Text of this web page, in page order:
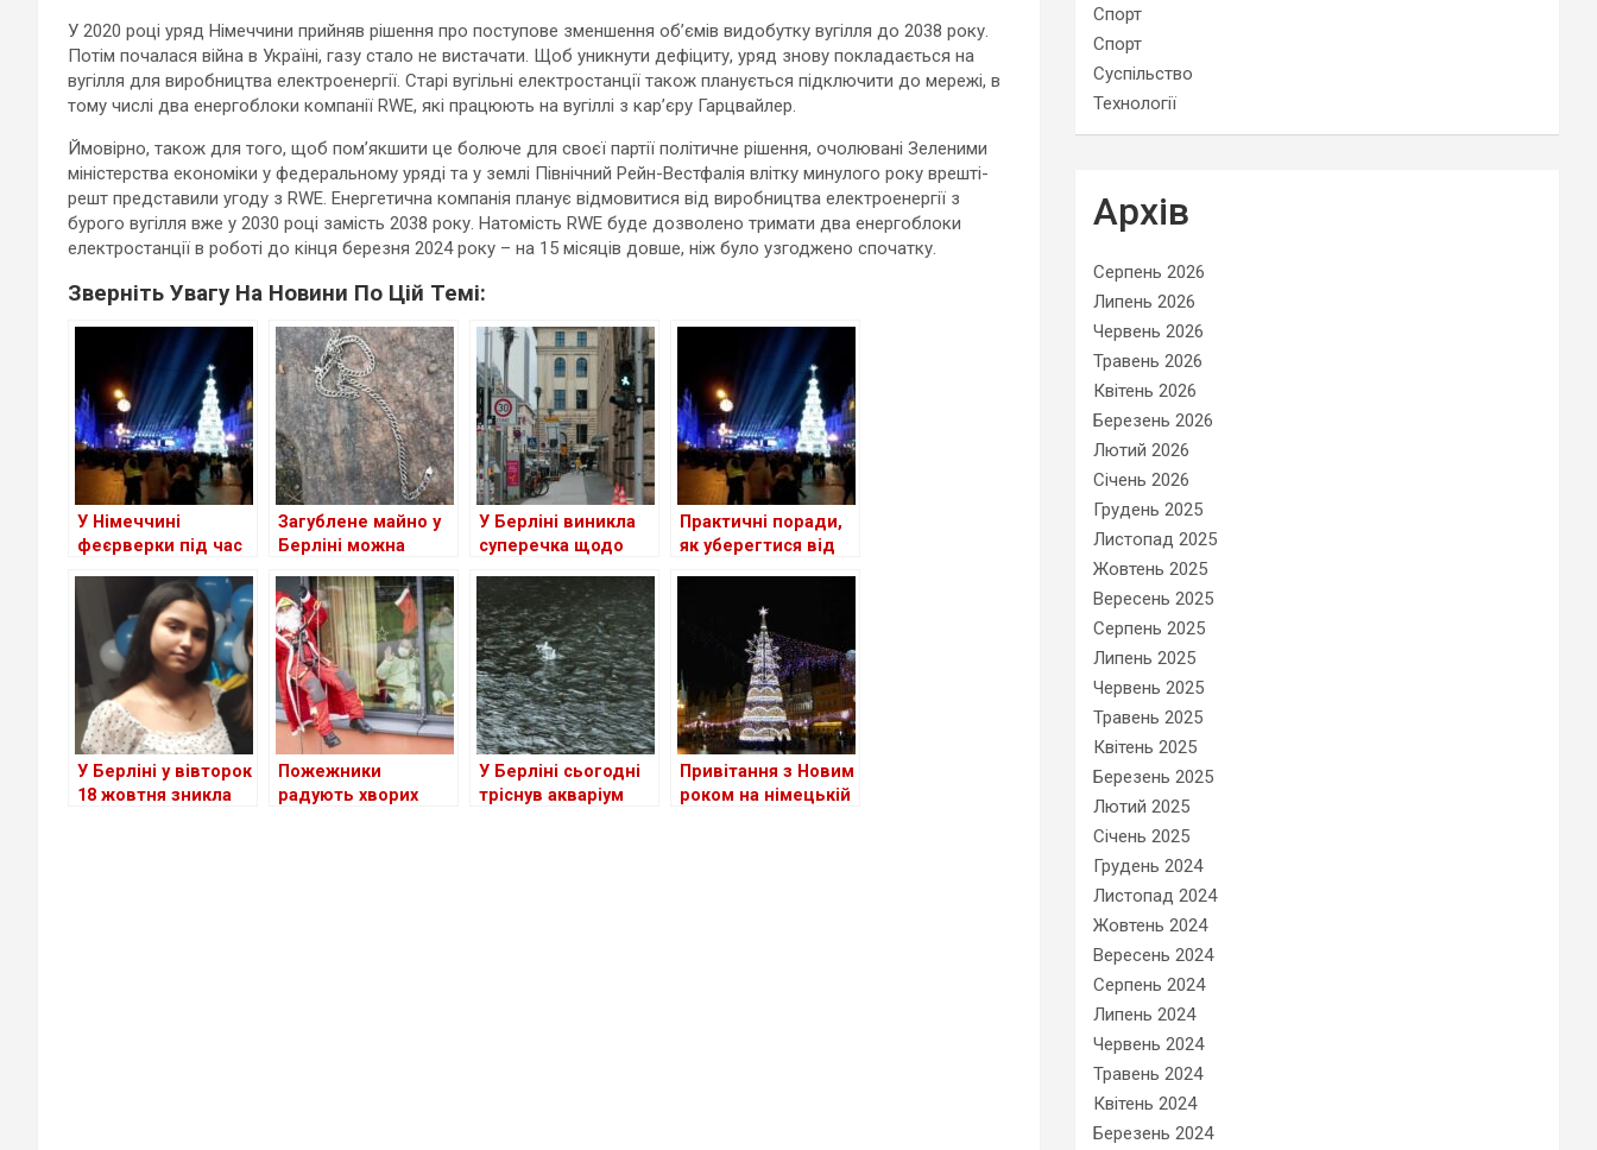
У 2020 році уряд Німеччини прийняв рішення про поступове зменшення об’ємів видобутку вугілля до 2038 року.
Потім почалася війна в Україні, газу стало не вистачати. Щоб уникнути дефіциту, уряд знову покладається на
вугілля для виробництва електроенергії. Старі вугільні електростанції також планується підключити до мережі, в
тому числі два енергоблоки компанії RWE, які працюють на вугіллі з кар’єру Гарцвайлер.
Ймовірно, також для того, щоб пом’якшити це болюче для своєї партії політичне рішення, очолювані Зеленими
міністерства економіки у федеральному уряді та у землі Північний Рейн-Вестфалія влітку минулого року врешті-
решт представили угоду з RWE. Енергетична компанія планує відмовитися від виробництва електроенергії з
бурого вугілля вже у 2030 році замість 2038 року. Натомість RWE буде дозволено тримати два енергоблоки
електростанції в роботі до кінця березня 2024 року – на 15 місяців довше, ніж було узгоджено спочатку.
Зверніть Увагу На Новини По Цій Темі:
У Німеччині
феєрверки під час
року втрачають
популярність
Загублене майно у
Берліні можна
центральному бюро
знахідок
У Берліні виникла
суперечка щодо
доріжок, паркан
зупинив
велосипедистів
Практичні поради,
як уберегтися від
німецьких
різдвяних ярмарках
У Берліні у вівторок
18 жовтня зникла
Пожежники
радують хворих
У Берліні сьогодні
тріснув акваріум
Привітання з Новим
роком на німецькій
Спорт
Спорт
Суспільство
Технології
Архів
Серпень 2026
Липень 2026
Червень 2026
Травень 2026
Квітень 2026
Березень 2026
Лютий 2026
Січень 2026
Грудень 2025
Листопад 2025
Жовтень 2025
Вересень 2025
Серпень 2025
Липень 2025
Червень 2025
Травень 2025
Квітень 2025
Березень 2025
Лютий 2025
Січень 2025
Грудень 2024
Листопад 2024
Жовтень 2024
Вересень 2024
Серпень 2024
Липень 2024
Червень 2024
Травень 2024
Квітень 2024
Березень 2024